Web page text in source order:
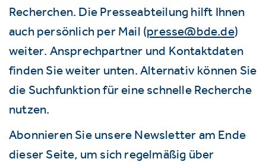
Recherchen. Die Presseabteilung hilft Ihnen
auch persönlich per Mail (presse@bde.de)
weiter. Ansprechpartner und Kontaktdaten
finden Sie weiter unten. Alternativ können Sie
die Suchfunktion für eine schnelle Recherche
nutzen.
Abonnieren Sie unsere Newsletter am Ende
dieser Seite, um sich regelmäßig über